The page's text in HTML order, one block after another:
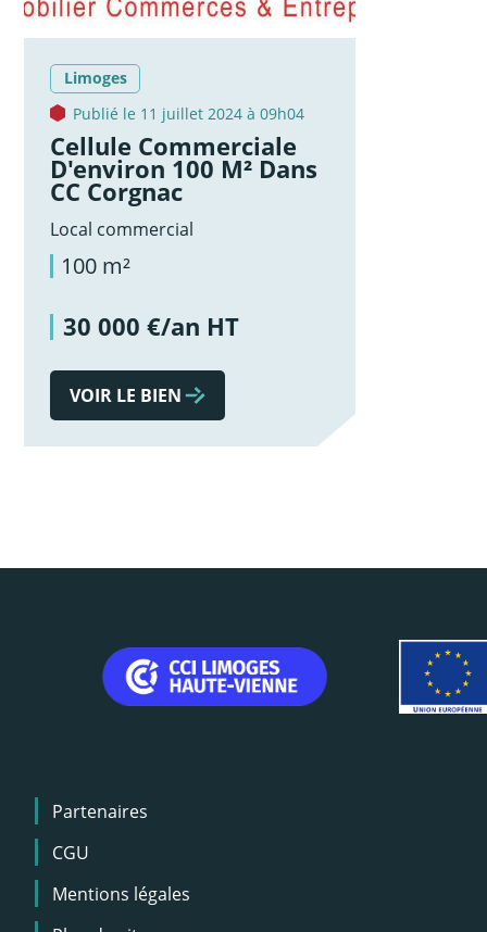
Limoges
Publié le 11 juillet 2024 à 09h04
Cellule Commerciale
D'environ 100 M² Dans
CC Corgnac
Local commercial
100 m²
30 000 €/an HT
VOIR LE BIEN
Menu
Pied
de
page
Partenaires
CGU
Mentions légales